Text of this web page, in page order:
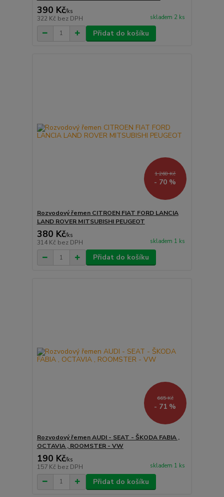
390 Kč/ks
322 Kč bez DPH skladem 2 ks
Přidat do košíku
1 268 Kč
- 70 %
Rozvodový řemen CITROEN FIAT FORD LANCIA
LAND ROVER MITSUBISHI PEUGEOT
380 Kč/ks
314 Kč bez DPH skladem 1 ks
Přidat do košíku
665 Kč
- 71 %
Rozvodový řemen AUDI - SEAT - ŠKODA FABIA ,
OCTAVIA , ROOMSTER - VW
190 Kč/ks
157 Kč bez DPH skladem 1 ks
Přidat do košíku